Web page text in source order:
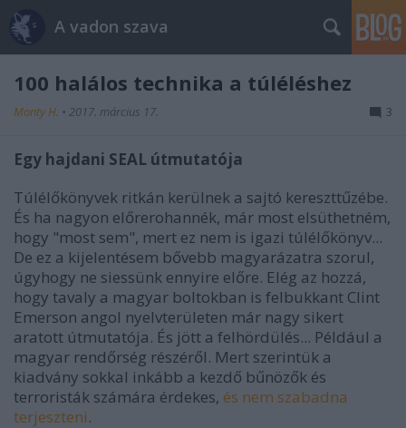
A vadon szava
100 halálos technika a túléléshez
Monty H. • 2017. március 17. 3
Egy hajdani SEAL útmutatója
Túlélőkönyvek ritkán kerülnek a sajtó kereszttűzébe.
És ha nagyon előrerohannék, már most elsüthetném,
hogy "most sem", mert ez nem is igazi túlélőkönyv...
De ez a kijelentésem bővebb magyarázatra szorul,
úgyhogy ne siessünk ennyire előre. Elég az hozzá,
hogy tavaly a magyar boltokban is felbukkant Clint
Emerson angol nyelvterületen már nagy sikert
aratott útmutatója. És jött a felhördülés... Például a
magyar rendőrség részéről. Mert szerintük a
kiadvány sokkal inkább a kezdő bűnözők és
terroristák számára érdekes, és nem szabadna
terjeszteni.